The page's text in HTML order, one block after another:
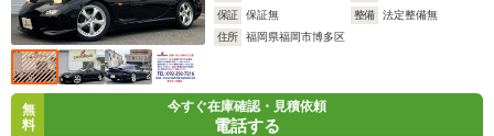
保証
保証無 整備
法定整備無
住所
福岡県福岡市博多区
無
料
今すぐ在庫確認・見積依頼
電話する